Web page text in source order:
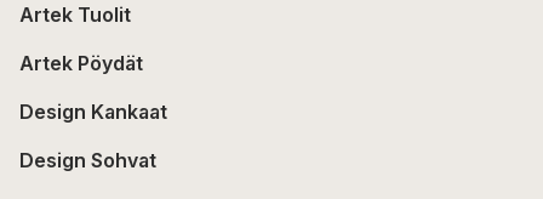
Artek Tuolit
Artek Pöydät
Design Kankaat
Design Sohvat